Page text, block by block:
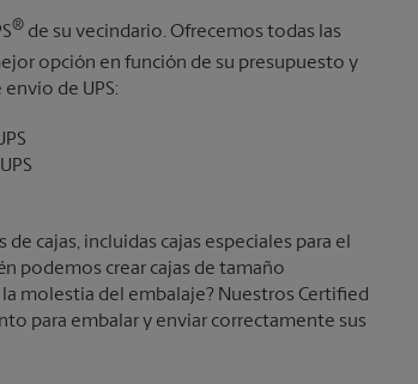
® de su vecindario. Ofrecemos todas las
opción en función de su presupuesto y
de UPS:
cajas, incluidas cajas especiales para el
podemos crear cajas de tamaño
molestia del embalaje? Nuestros Certified
para embalar y enviar correctamente sus